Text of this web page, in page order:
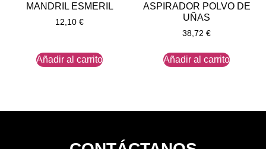
MANDRIL ESMERIL
12,10 €
Añadir al carrito
ASPIRADOR POLVO DE
UÑAS
38,72 €
Añadir al carrito